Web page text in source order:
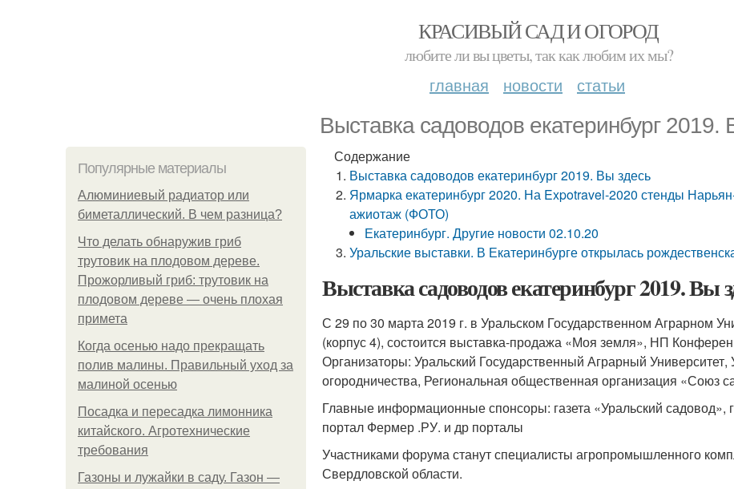
КРАСИВЫЙ САД И ОГОРОД
любите ли вы цветы, так как любим их мы?
главная новости статьи
Выставка садоводов екатеринбург 2019.
Популярные материалы
Алюминиевый радиатор или
биметаллический. В чем разница?
Что делать обнаружив гриб
трутовик на плодовом дереве.
Прожорливый гриб: трутовик на
плодовом дереве — очень плохая
примета
Когда осенью надо прекращать
полив малины. Правильный уход за
малиной осенью
Посадка и пересадка лимонника
китайского. Агротехнические
требования
Газоны и лужайки в саду. Газон —
Содержание
Выставка садоводов екатеринбург 2019. Вы здесь
Ярмарка екатеринбург 2020. На Expotravel-2020 стенды
ажиотаж (ФОТО)
Екатеринбург. Другие новости 02.10.20
Уральские выставки. В Екатеринбурге открылась
Выставка садоводов екатеринбург 2019. Вы
С 29 по 30 марта 2019 г. в Уральском Государственном Аграрном
(корпус 4), состоится выставка-продажа «Моя земля», НП
Организаторы: Уральский Государственный Аграрный
огородничества, Региональная общественная организация «Союз
Главные информационные спонсоры: газета «Уральский садовод»,
портал Фермер .РУ. и др порталы
Участниками форума станут специалисты агропромышленного
Свердловской области.